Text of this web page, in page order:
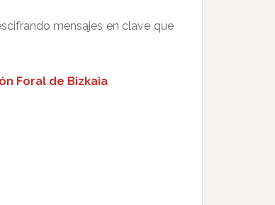
mensajes en clave que
Foral de Bizkaia